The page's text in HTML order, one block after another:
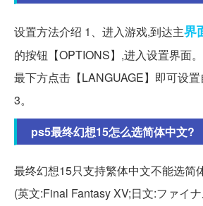
设置方法介绍 1、进入游戏,到达主界
的按钮【OPTIONS】,进入设置界面
最下方点击【LANGUAGE】即可设置
3。
ps5最终幻想15怎么选简体中文?
最终幻想15只支持繁体中文不能选简
(英文:Final Fantasy XV;日文:ファイ